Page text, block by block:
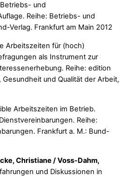
und
Reihe: Betriebs- und
Verlag. Frankfurt am Main 2012
Arbeitszeiten für (hoch)
als Instrument zur
Reihe: edition
und Qualität der Arbeit,
Arbeitszeiten im Betrieb.
Reihe:
Frankfurt a. M.: Bund-
Christiane / Voss-Dahm,
und Diskussionen in